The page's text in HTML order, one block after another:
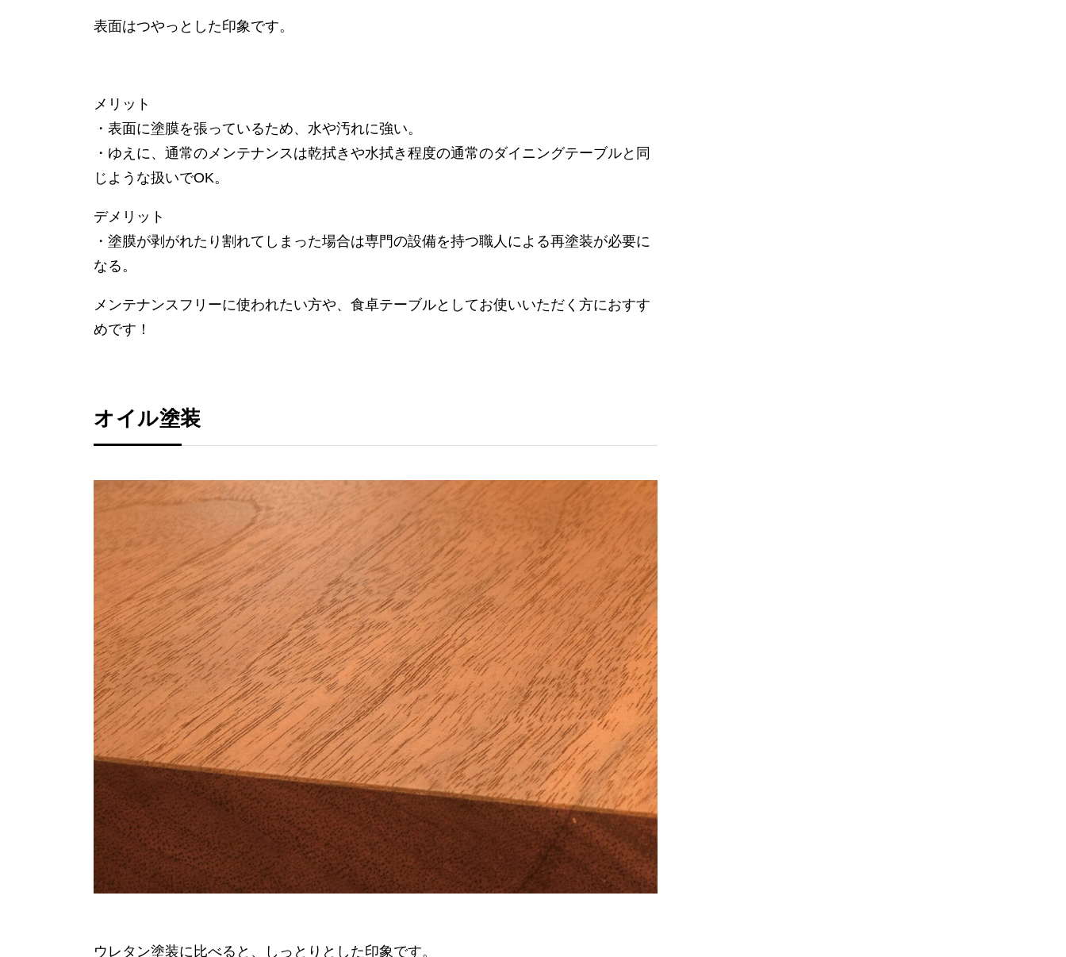
表面はつやっとした印象です。
メリット
・表面に塗膜を張っているため、水や汚れに強い。
・ゆえに、通常のメンテナンスは乾拭きや水拭き程度の通常のダイニングテーブルと同
じような扱いでOK。
デメリット
・塗膜が剥がれたり割れてしまった場合は専門の設備を持つ職人による再塗装が必要に
なる。
メンテナンスフリーに使われたい方や、食卓テーブルとしてお使いいただく方におすす
めです！
オイル塗装
ウレタン塗装に比べると、しっとりとした印象です。